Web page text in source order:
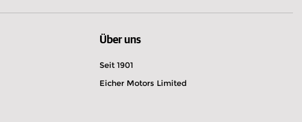
Über uns
Seit 1901
Eicher Motors Limited